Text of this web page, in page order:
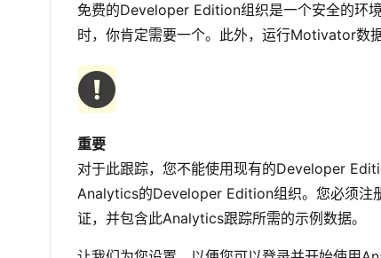
免费的Developer Edition组织是一个安全的环
时，你肯定需要一个。此外，运行Motivator数
重要
对于此跟踪，您不能使用现有的Developer
Analytics的Developer Edition组织。您必须注
证，并包含此Analytics跟踪所需的示例数据。